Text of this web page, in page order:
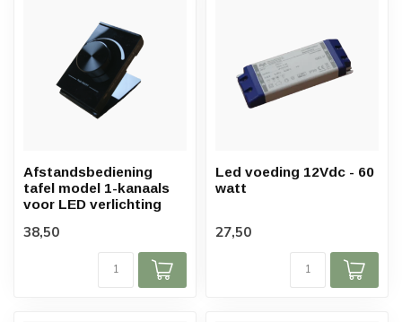
Afstandsbediening
tafel model 1-kanaals
voor LED verlichting
38,50
Led voeding 12Vdc - 60
watt
27,50